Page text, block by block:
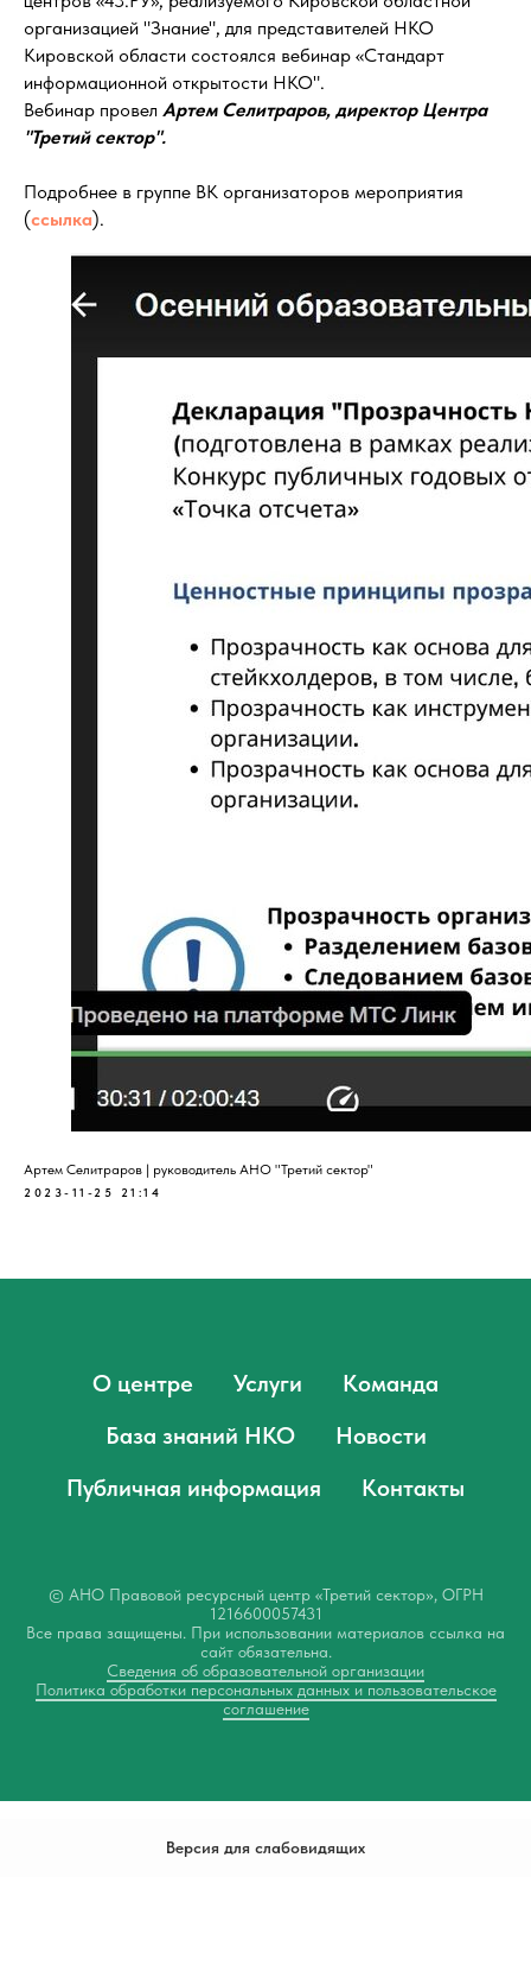
организацией "Знание", для представителей НКО
Кировской области состоялся вебинар «Стандарт
информационной открытости НКО".
Вебинар провел Артем Селитраров, директор Центра
"Третий сектор".
Подробнее в группе ВК организаторов мероприятия
(ссылка).
Артем Селитраров | руководитель АНО "Третий сектор"
2023-11-25 21:14
О центре Услуги
Команда
База знаний НКО
Новости
Публичная информация
Контакты
© АНО Правовой ресурсный центр «Третий сектор», ОГРН
1216600057431
Все права защищены. При использовании материалов ссылка на
сайт обязательна.
Сведения об образовательной организации
Политика обработки персональных данных и пользовательское
соглашение
Версия для слабовидящих